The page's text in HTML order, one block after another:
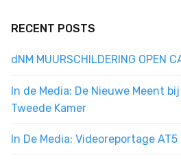
RECENT POSTS
dNM MUURSCHILDERING OPEN
In de Media: De Nieuwe Meent
Tweede Kamer
In De Media: Videoreportage AT5